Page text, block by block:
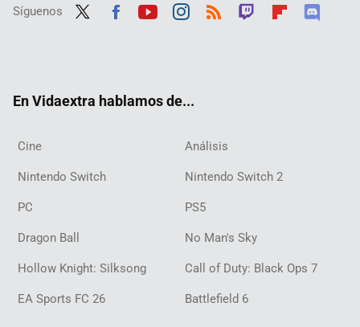
Síguenos
En Vidaextra hablamos de...
Cine Análisis
Nintendo Switch Nintendo Switch 2
PC PS5
Dragon Ball No Man's Sky
Hollow Knight: Silksong Call of Duty: Black Ops 7
EA Sports FC 26 Battlefield 6